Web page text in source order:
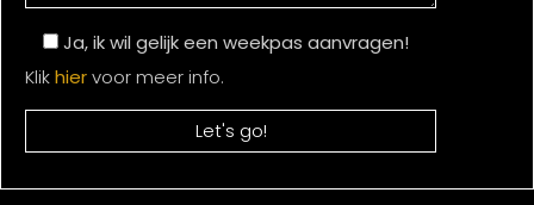
Ja, ik wil gelijk een weekpas aanvragen!
Klikhiervoor meer info.